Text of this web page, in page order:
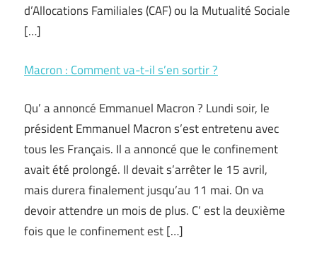
d’Allocations Familiales (CAF) ou la Mutualité Sociale
[…]
Macron : Comment va-t-il s’en sortir ?
Qu’ a annoncé Emmanuel Macron ? Lundi soir, le
président Emmanuel Macron s’est entretenu avec
tous les Français. Il a annoncé que le confinement
avait été prolongé. Il devait s’arrêter le 15 avril,
mais durera finalement jusqu’au 11 mai. On va
devoir attendre un mois de plus. C’ est la deuxième
fois que le confinement est […]